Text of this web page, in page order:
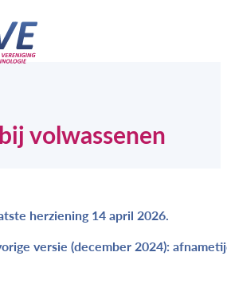
volwassenen
herziening 14 april 2026.
versie (december 2024):